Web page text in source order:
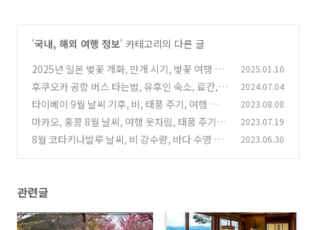
'국내, 해외 여행 정보' 카테고리의 다른 글
2025년 일본 벚꽃 개화, 만개 시기, 벚꽃 여행 명
소 도시별 정리
(4)
2025.01.10
후쿠오카 공항 버스 타는법, 유후인 숙소, 료칸,숙
소 가격 , 맛집, 카이세키 추천, (1)
2024.07.04
타이베이 9월 날씨 기후, 비, 태풍 주기, 여행 옷,
이심, 숙소 가격
(2)
2023.08.08
마카오, 홍콩 8월 날씨, 여행 옷차림, 태풍 주기,
비, esim, 숙소 가격 (2)
2023.07.19
8월 코타키나발루 날씨, 비 강수량, 바다 수영 온
2023.06.30
관련글